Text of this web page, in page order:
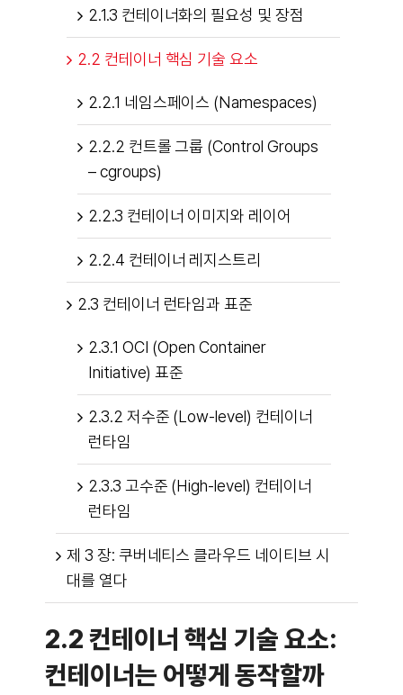
2.1.3 컨테이너화의 필요성 및 장점
2.2 컨테이너 핵심 기술 요소
2.2.1 네임스페이스 (Namespaces)
2.2.2 컨트롤 그룹 (Control Groups
– cgroups)
2.2.3 컨테이너 이미지와 레이어
2.2.4 컨테이너 레지스트리
2.3 컨테이너 런타임과 표준
2.3.1 OCI (Open Container
Initiative) 표준
2.3.2 저수준 (Low-level) 컨테이너
런타임
2.3.3 고수준 (High-level) 컨테이너
런타임
제 3 장: 쿠버네티스 클라우드 네이티브 시
대를 열다
2.2 컨테이너 핵심 기술 요소:
컨테이너는 어떻게 동작할까